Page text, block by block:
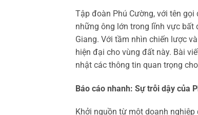
Tập đoàn Phú Cường, với tên
những ông lớn trong lĩnh vực bất
Giang. Với tầm nhìn chiến lược
hiện đại cho vùng đất này. Bài
nhật các thông tin quan trọng
Báo cáo nhanh: Sự trỗi dậy của
Khởi nguồn từ một doanh